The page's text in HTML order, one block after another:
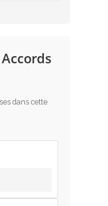
dans cette